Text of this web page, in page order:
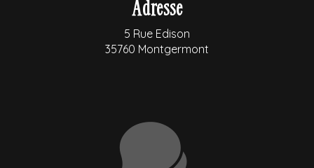
Adresse
5 Rue Edison
35760 Montgermont